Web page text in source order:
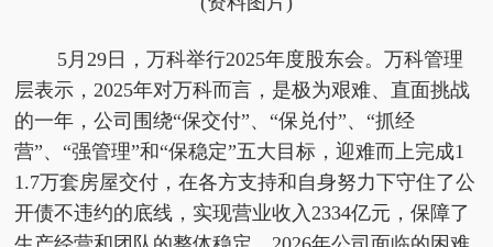
5月29日，万科举行2025年度股东会。万科管理
层表示，2025年对万科而言，是极为艰难、直面挑战
的一年，公司围绕“保交付”、“保兑付”、“抓经
营”、“强管理”和“保稳定”五大目标，迎难而上完成1
1.7万套房屋交付，在各方支持和自身努力下守住了公
开债不违约的底线，实现营业收入2334亿元，保障了